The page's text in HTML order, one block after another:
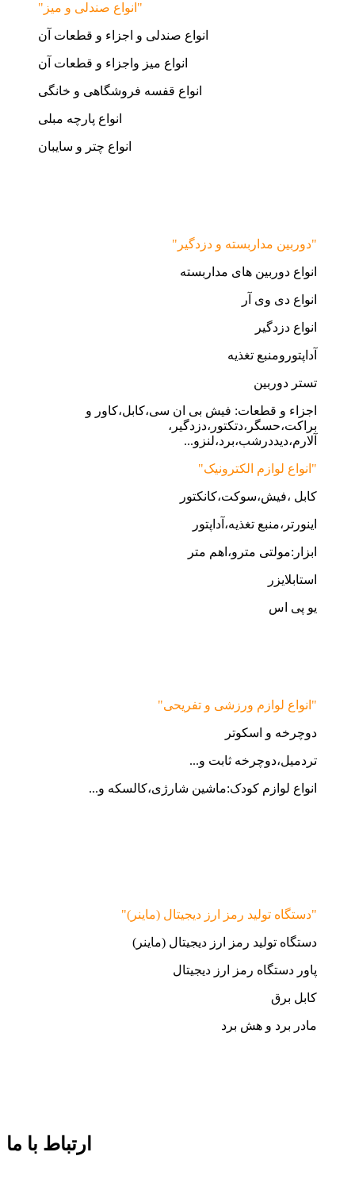
"انواع صندلی و میز"
انواع صندلی و اجزاء و قطعات آن
انواع میز واجزاء و قطعات آن
انواع قفسه فروشگاهی و خانگی
انواع پارچه مبلی
انواع چتر و سایبان
"دوربین مداربسته و دزدگیر"
انواع دوربین های مداربسته
انواع دی وی آر
انواع دزدگیر
آداپتورومنبع تغذیه
تستر دوربین
اجزاء و قطعات: فیش بی ان سی،کابل،کاور و
براکت،حسگر،دتکتور،دزدگیر،
آلارم،دیددرشب،برد،لنزو...
"انواع لوازم الکترونیک"
کابل ،فیش،سوکت،کانکتور
اینورتر،منبع تغذیه،آداپتور
ابزار:مولتی مترو،اهم متر
استابلایزر
یو پی اس
"انواع لوازم ورزشی و تفریحی"
دوچرخه و اسکوتر
تردمیل،دوچرخه ثابت و...
انواع لوازم کودک:ماشین شارژی،کالسکه و...
"دستگاه تولید رمز ارز دیجیتال (ماینر)"
دستگاه تولید رمز ارز دیجیتال (ماینر)
پاور دستگاه رمز ارز دیجیتال
کابل برق
مادر برد و هش برد
ارتباط با ما